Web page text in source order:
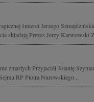
śmierci Jerzego
składają Prezes Jerzy Karwowski
zmarłych Przyjaciół Jolantę
RP Piotra Nurowskiego...